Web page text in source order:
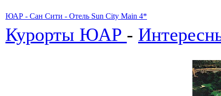
ЮАР - Сан Сити - Отель Sun City Main 4*
Курорты ЮАР -